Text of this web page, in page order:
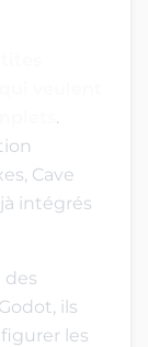
.
Cave
intégrés
des
ils
les